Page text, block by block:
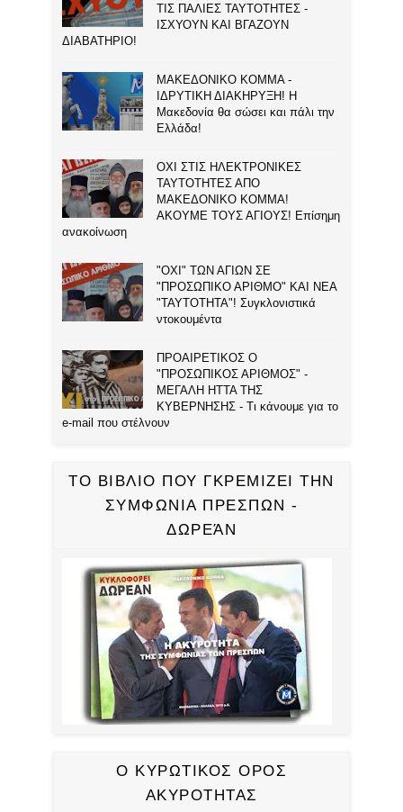
ΤΙΣ ΠΑΛΙΕΣ ΤΑΥΤΟΤΗΤΕΣ -
ΙΣΧΥΟΥΝ ΚΑΙ ΒΓΑΖΟΥΝ
ΔΙΑΒΑΤΗΡΙΟ!
ΜΑΚΕΔΟΝΙΚΟ ΚΟΜΜΑ -
ΙΔΡΥΤΙΚΗ ΔΙΑΚΗΡΥΞΗ! Η
Μακεδονία θα σώσει και πάλι την
Ελλάδα!
ΟΧΙ ΣΤΙΣ ΗΛΕΚΤΡΟΝΙΚΕΣ
ΤΑΥΤΟΤΗΤΕΣ ΑΠΟ
ΜΑΚΕΔΟΝΙΚΟ ΚΟΜΜΑ!
ΑΚΟΥΜΕ ΤΟΥΣ ΑΓΙΟΥΣ! Επίσημη
ανακοίνωση
"ΟΧΙ" ΤΩΝ ΑΓΙΩΝ ΣΕ
"ΠΡΟΣΩΠΙΚΟ ΑΡΙΘΜΟ" ΚΑΙ ΝΕΑ
"ΤΑΥΤΟΤΗΤΑ"! Συγκλονιστικά
ντοκουμέντα
ΠΡΟΑΙΡΕΤΙΚΟΣ Ο
"ΠΡΟΣΩΠΙΚΟΣ ΑΡΙΘΜΟΣ" -
ΜΕΓΑΛΗ ΗΤΤΑ ΤΗΣ
ΚΥΒΕΡΝΗΣΗΣ - Τι κάνουμε για το
e-mail που στέλνουν
ΤΟ ΒΙΒΛΙΟ ΠΟΥ ΓΚΡΕΜΙΖΕΙ ΤΗΝ
ΣΥΜΦΩΝΙΑ ΠΡΕΣΠΩΝ -
ΔΩΡΕΆΝ
Ο ΚΥΡΩΤΙΚΟΣ ΟΡΟΣ
ΑΚΥΡΟΤΗΤΑΣ